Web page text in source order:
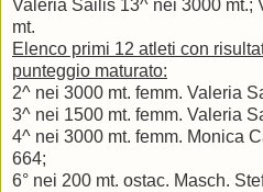
Valeria Sailis 13^ nei 3000 mt.;
mt.
Elenco primi 12 atleti con
punteggio maturato:
2^ nei 3000 mt. femm. Valeria
3^ nei 1500 mt. femm. Valeria
4^ nei 3000 mt. femm. Monica
664;
6° nei 200 mt. ostac. Masch.